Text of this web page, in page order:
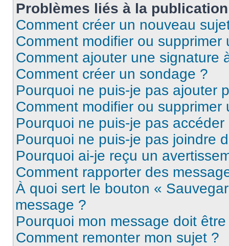
Problèmes liés à la
Comment créer un nouveau
Comment modifier ou supprimer
Comment ajouter une signature
Comment créer un sondage ?
Pourquoi ne puis-je pas ajouter
Comment modifier ou supprimer
Pourquoi ne puis-je pas
Pourquoi ne puis-je pas joindre
Pourquoi ai-je reçu un
Comment rapporter des
À quoi sert le bouton «
message ?
Pourquoi mon message doit
Comment remonter mon sujet ?